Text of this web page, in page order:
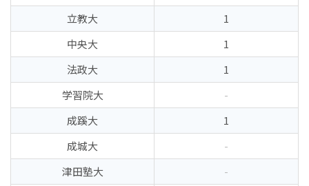
立教大
1
中央大
1
法政大
1
学習院大
-
成蹊大
1
成城大
-
津田塾大
-